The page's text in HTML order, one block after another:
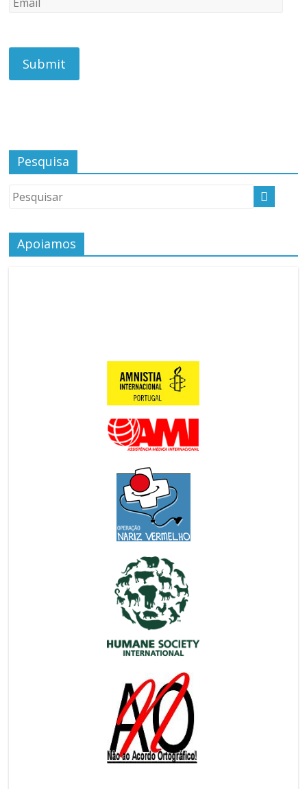
Pesquisa
Apoiamos